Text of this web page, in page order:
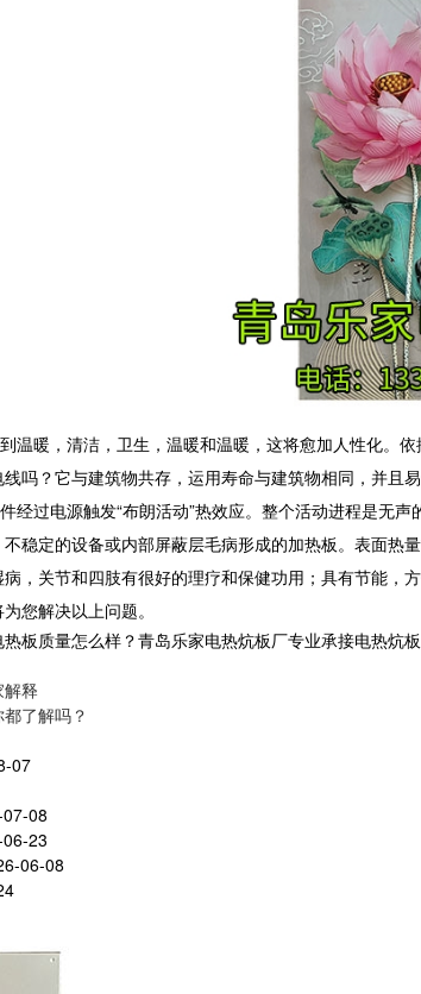
暖，清洁，卫生，温暖和温暖，这将愈加人性化。
吗？它与建筑物共存，运用寿命与建筑物相同，并且
经过电源触发“布朗活动”热效应。整个活动进程是无
稳定的设备或内部屏蔽层毛病形成的加热板。表面
，关节和四肢有很好的理疗和保健功用；具有节能
您解决以上问题。
板质量怎么样？青岛乐家电热炕板厂专业承接电热炕
释
了解吗？
07
08
23
06-08